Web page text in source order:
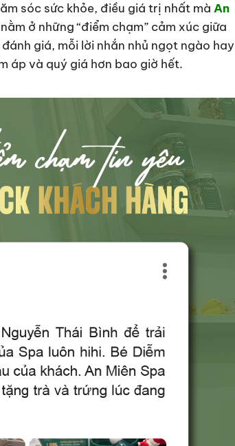
sóc sức khỏe, điều giá trị nhất mà An
ở những “điểm chạm” cảm xúc giữa
giá, mỗi lời nhắn nhủ ngọt ngào hay
áp và quý giá hơn bao giờ hết.